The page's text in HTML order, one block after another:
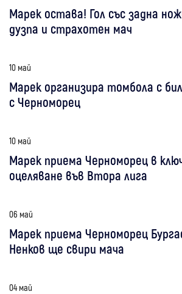
Марек остава! Гол със задна
дузпа и страхотен мач
10 май
Марек организира томбола с
с Черноморец
10 май
Марек приема Черноморец в
оцеляване във Втора лига
06 май
Марек приема Черноморец
Ненков ще свири мача
04 май